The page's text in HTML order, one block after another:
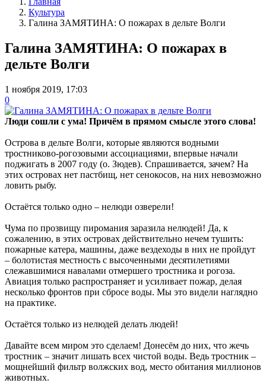
Культура
Галина ЗАМЯТИНА: О пожарах в дельте Волги
Галина ЗАМЯТИНА: О пожарах в
дельте Волги
1 ноября 2019, 17:03
0
Люди сошли с ума! Причём в прямом смысле этого слова!
Острова в дельте Волги, которые являются водными
тростниково-рогозовыми ассоциациями, впервые начали
поджигать в 2007 году (о. Зюдев). Спрашивается, зачем? На
этих островах нет пастбищ, нет сенокосов, на них невозможно
ловить рыбу.
Остаётся только одно – нелюди озверели!
Чума по прозвищу пиромания заразила нелюдей! Да, к
сожалению, в этих островах действительно нечем тушить:
пожарные катера, машины, даже вездеходы в них не пройдут
– болотистая местность с высоченными десятилетиями
слежавшимися навалами отмершего тростника и рогоза.
Авиация только распространяет и усиливает пожар, делая
несколько фронтов при сбросе воды. Мы это видели наглядно
на практике.
Остаётся только из нелюдей делать людей!
Давайте всем миром это сделаем! Донесём до них, что жечь
тростник – значит лишать всех чистой воды. Ведь тростник –
мощнейший фильтр волжских вод, место обитания миллионов
животных.